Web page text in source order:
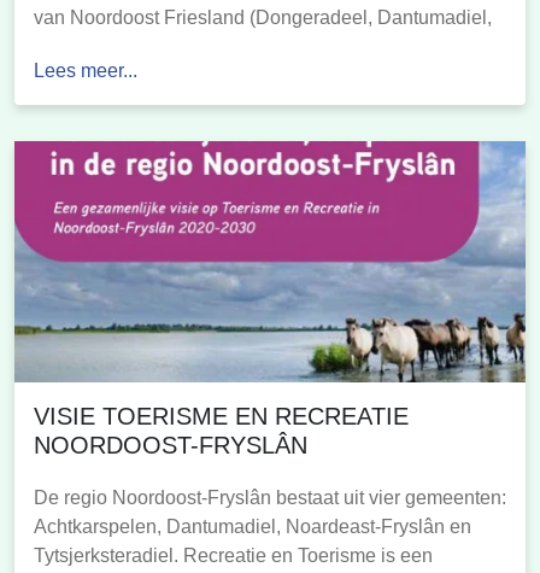
van Noordoost Friesland (Dongeradeel, Dantumadiel,
Tytsjerksteradiel) eind 2013 besloten om de
verantwoordelijkheid van regiomarketing voor de
te leggen. De gekozen vorm […]
Lees meer...
VISIE TOERISME EN RECREATIE
NOORDOOST-FRYSLÂN
De regio Noordoost-Fryslân bestaat uit vier gemeenten:
Achtkarspelen, Dantumadiel, Noardeast-Fryslân en
Tytsjerksteradiel. Recreatie en Toerisme is een